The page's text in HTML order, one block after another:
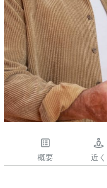
概要 近く